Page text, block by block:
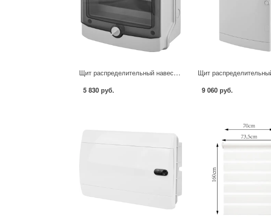
Щит распределительный навесной EKF Proxima Unix 65 8 модулей IP65 пластик цвет белый
5 830 руб. 9 060 руб.